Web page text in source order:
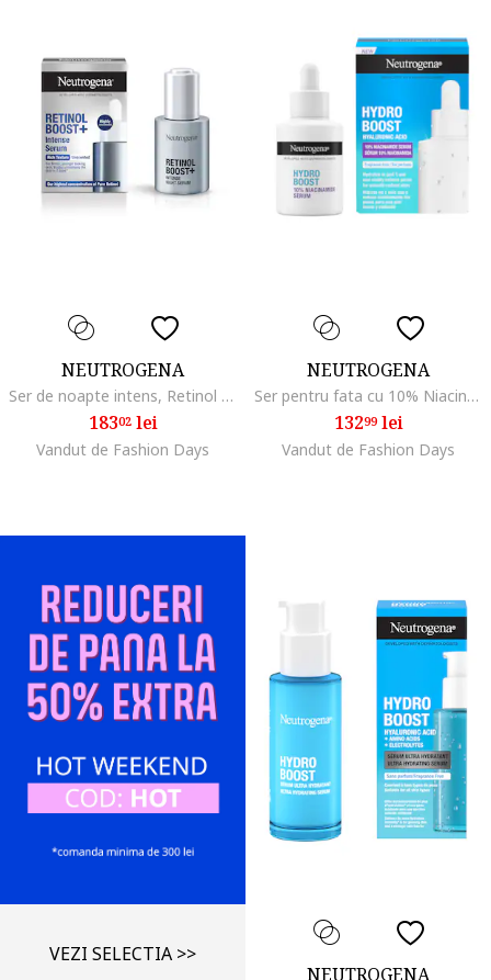
NEUTROGENA
Ser de noapte intens, Retinol Boost, 30ml
18302lei
Vandut de Fashion Days
NEUTROGENA
Ser pentru fata cu 10% Niacinamide Hydro Boost, 30ml
13299lei
Vandut de Fashion Days
VEZI SELECTIA >>
NEUTROGENA